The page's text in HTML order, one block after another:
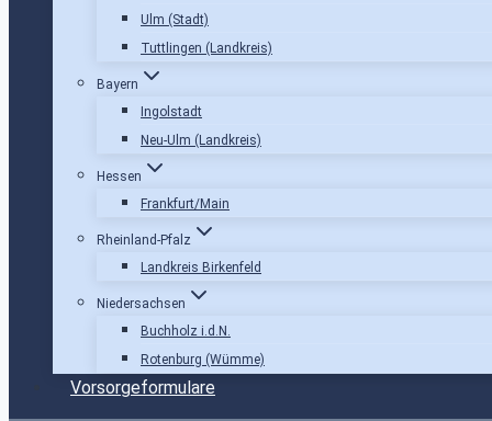
Ulm (Stadt)
Tuttlingen (Landkreis)
Bayern
Ingolstadt
Neu-Ulm (Landkreis)
Hessen
Frankfurt/Main
Rheinland-Pfalz
Landkreis Birkenfeld
Niedersachsen
Buchholz i.d.N.
Rotenburg (Wümme)
Vorsorgeformulare